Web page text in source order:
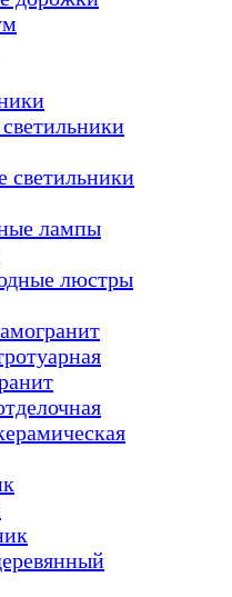
светильники
лампы
люстры